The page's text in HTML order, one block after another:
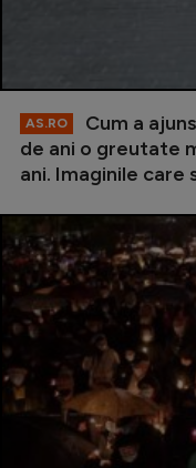
AS.RO
Cum a
de ani o greutate
ani. Imaginile care